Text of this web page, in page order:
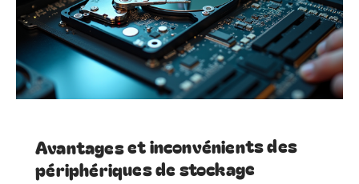
Avantages et inconvénients des
périphériques de stockage